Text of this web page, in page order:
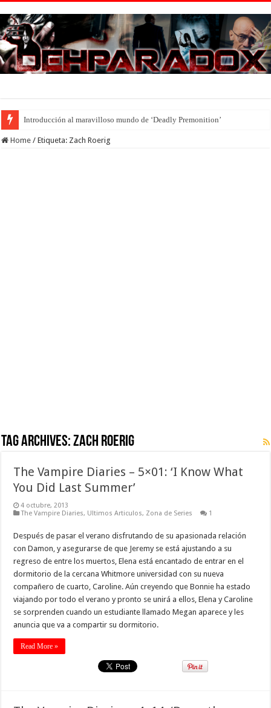
Introducción al maravilloso mundo de ‘Deadly Premonition’
Home / Etiqueta: Zach Roerig
Tag Archives:Zach Roerig
The Vampire Diaries – 5×01: ‘I Know What
You Did Last Summer’
4 octubre, 2013
The Vampire Diaries, Ultimos Articulos, Zona de Series 1
Después de pasar el verano disfrutando de su apasionada relación
con Damon, y asegurarse de que Jeremy se está ajustando a su
regreso de entre los muertos, Elena está encantado de entrar en el
dormitorio de la cercana Whitmore universidad con su nueva
compañero de cuarto, Caroline. Aún creyendo que Bonnie ha estado
viajando por todo el verano y pronto se unirá a ellos, Elena y Caroline
se sorprenden cuando un estudiante llamado Megan aparece y les
anuncia que va a compartir su dormitorio.
Read More »